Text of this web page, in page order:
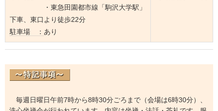
・東急田園都市線「駒沢大学駅」
下車、東口より徒歩22分
駐車場 ： あり
毎週日曜日午前7時から8時30分ごろまで（会場は6時30分）、